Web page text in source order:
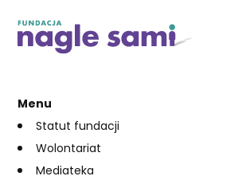
Menu
Statut fundacji
Wolontariat
Mediateka